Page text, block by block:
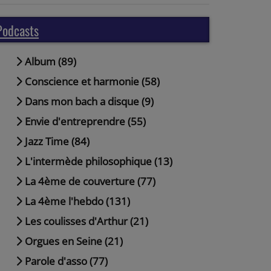
Album (89)
Conscience et harmonie (58)
Dans mon bach a disque (9)
Envie d'entreprendre (55)
Jazz Time (84)
L'intermède philosophique (13)
La 4ème de couverture (77)
La 4ème l'hebdo (131)
Les coulisses d'Arthur (21)
Orgues en Seine (21)
Parole d'asso (77)